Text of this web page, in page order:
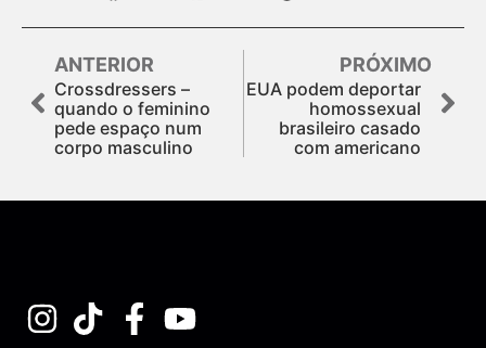
ANTERIOR
Crossdressers –
quando o feminino
pede espaço num
corpo masculino
PRÓXIMO
EUA podem deportar
homossexual
brasileiro casado
com americano